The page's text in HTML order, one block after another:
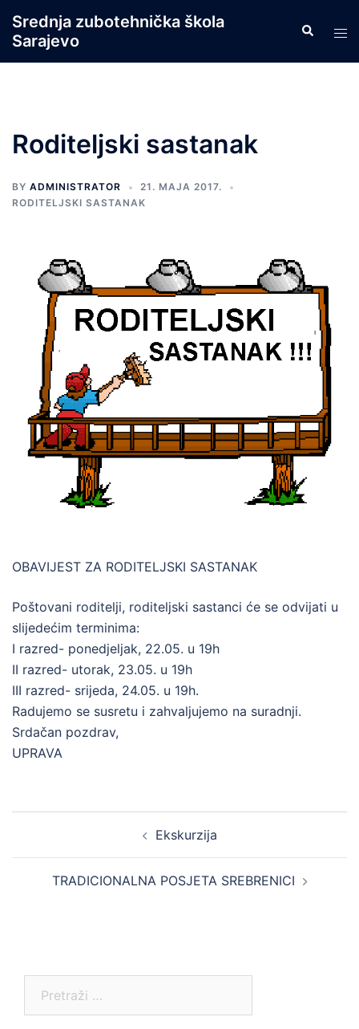
content
Srednja zubotehnička škola
Sarajevo
Search
Roditeljski sastanak
BY ADMINISTRATOR
21. MAJA 2017.
RODITELJSKI SASTANAK
OBAVIJEST ZA RODITELJSKI SASTANAK
Poštovani roditelji, roditeljski sastanci će se odvijati u
slijedećim terminima:
I razred- ponedjeljak, 22.05. u 19h
II razred- utorak, 23.05. u 19h
III razred- srijeda, 24.05. u 19h.
Radujemo se susretu i zahvaljujemo na suradnji.
Srdačan pozdrav,
UPRAVA
Ekskurzija
TRADICIONALNA POSJETA SREBRENICI